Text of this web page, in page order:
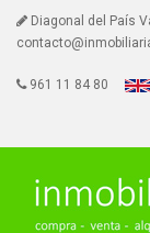
Diagonal del País
961 11 84 80